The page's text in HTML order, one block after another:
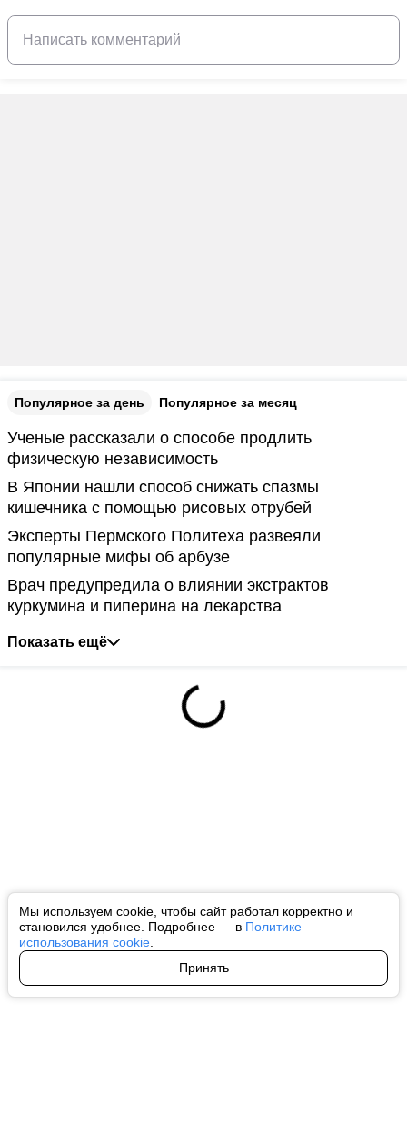
Мы используем cookie, чтобы сайт работал корректно и
становился удобнее. Подробнее — в Политике
использования cookie
Принять
Популярное за день Популярное за месяц
Ученые рассказали о способе продлить
физическую независимость
В Японии нашли способ снижать спазмы
кишечника с помощью рисовых отрубей
Эксперты Пермского Политеха развеяли
популярные мифы об арбузе
Врач предупредила о влиянии экстрактов
куркумина и пиперина на лекарства
Показать ещё